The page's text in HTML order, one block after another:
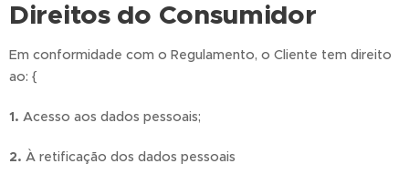
Direitos do Consumidor
Em conformidade com o Regulamento, o Cliente tem direito
ao: {
1. Acesso aos dados pessoais;
2. À retificação dos dados pessoais